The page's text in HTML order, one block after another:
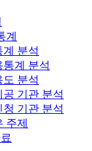
계
계 분석
통계 분석
도 분석
기관 분석
기관 분석
주제